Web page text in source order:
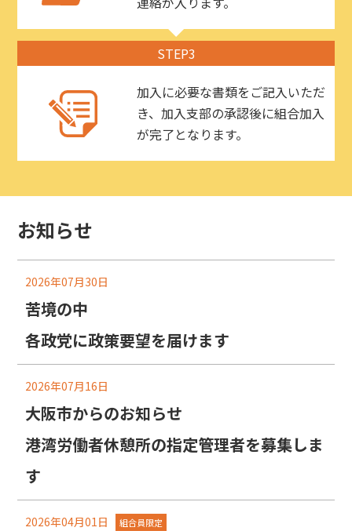
STEP3
加入に必要な書類をご記入いただ
き、加入支部の承認後に組合加入
が完了となります。
お知らせ
2026年07月30日
苦境の中
各政党に政策要望を届けます
2026年07月16日
大阪市からのお知らせ
港湾労働者休憩所の指定管理者を募集しま
す
2026年04月01日 組合員限定